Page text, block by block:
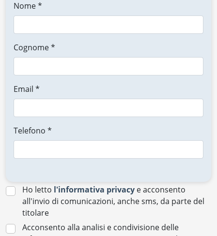
Nome *
Cognome *
Email *
Telefono *
Ho letto l'informativa privacy e acconsento
all'invio di comunicazioni, anche sms, da parte del
titolare
Acconsento alla analisi e condivisione delle